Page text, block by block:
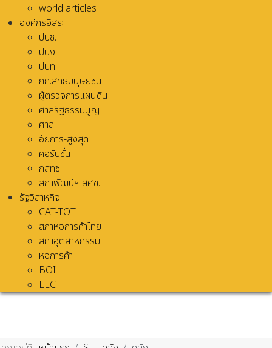
world articles
องค์กรอิสระ
ปปช.
ปปง.
ปปท.
กก.สิทธิมนุษยชน
ผู้ตรวจการแผ่นดิน
ศาลรัฐธรรมนูญ
ศาล
อัยการ-สูงสุด
คอรัปชั่น
กสทช.
สภาพัฒน์ฯ สศช.
รัฐวิสาหกิจ
CAT-TOT
สภาหอการค้าไทย
สภาอุตสาหกรรม
หอการค้า
BOI
EEC